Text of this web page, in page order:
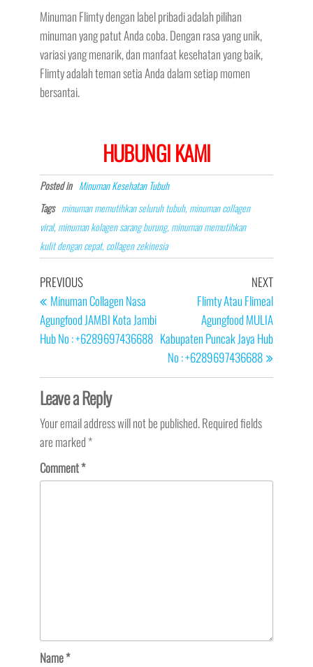
Minuman Flimty dengan label pribadi adalah pilihan
minuman yang patut Anda coba. Dengan rasa yang unik,
variasi yang menarik, dan manfaat kesehatan yang baik,
Flimty adalah teman setia Anda dalam setiap momen
bersantai.
HUBUNGI KAMI
Posted in Minuman Kesehatan Tubuh
Tags minuman memutihkan seluruh tubuh, minuman collagen
viral, minuman kolagen sarang burung, minuman memutihkan
kulit dengan cepat, collagen zekinesia
Post
navigation
Previous
Post
PREVIOUS
Minuman Collagen Nasa
Agungfood JAMBI Kota Jambi
Hub No : +6289697436688
Next
Post
NEXT
Flimty Atau Flimeal
Agungfood MULIA
Kabupaten Puncak Jaya Hub
No : +6289697436688
Leave a Reply
Your email address will not be published.Required fields
are marked*
Comment*
Name*